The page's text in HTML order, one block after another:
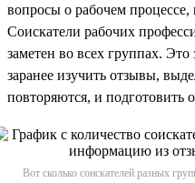
вопросы о рабочем процессе,
Соискатели рабочих
заметен во всех группах. Это
заранее изучить отзывы,
повторяются, и подготовить
Вот сколько соискателей разных